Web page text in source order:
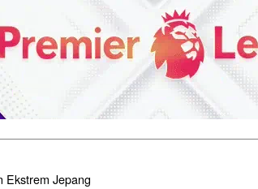
Ekstrem Jepang